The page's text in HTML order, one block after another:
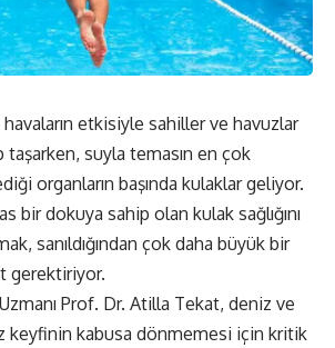
havaların etkisiyle sahiller ve havuzlar
taşarken, suyla temasın en çok
organların başında kulaklar geliyor.
bir dokuya sahip olan kulak sağlığını
sanıldığından çok daha büyük bir
gerektiriyor.
Prof. Dr. Atilla Tekat, deniz ve
keyfinin kabusa dönmemesi için kritik